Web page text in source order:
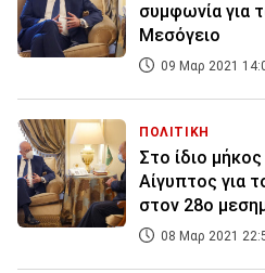
συμφωνία για
Μεσόγειο
09 Μαρ 2021
ΠΟΛΙΤΙΚΗ
Στο ίδιο
Αίγυπτος για
στον 28ο
08 Μαρ 2021